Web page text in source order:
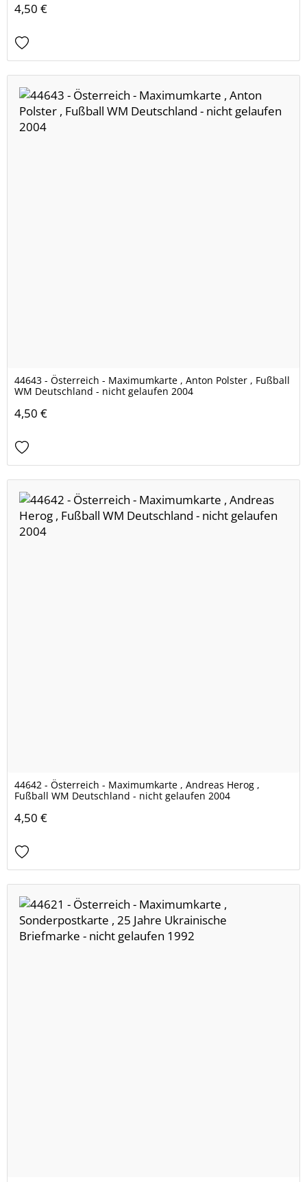
4,50 €
44643 - Österreich - Maximumkarte , Anton Polster , Fußball
WM Deutschland - nicht gelaufen 2004
4,50 €
44642 - Österreich - Maximumkarte , Andreas Herog ,
Fußball WM Deutschland - nicht gelaufen 2004
4,50 €